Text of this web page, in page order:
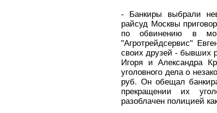
- Банкиры выбрали
райсуд Москвы
по обвинению в
"Агротрейдсервис"
своих друзей - бывших
Игоря и Александра
уголовного дела о
руб. Он обещал
прекращении их
разоблачен полицией